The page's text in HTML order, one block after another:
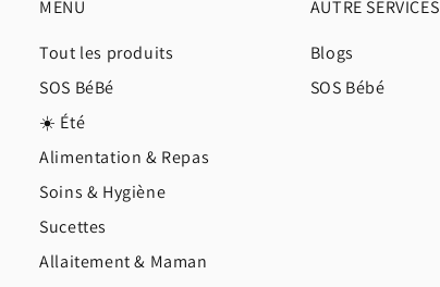
MENU
Tout les produits
SOS BéBé
☀️ Été
Alimentation & Repas
Soins & Hygiène
Sucettes
Allaitement & Maman
AUTRE SERVICES
Blogs
SOS Bébé